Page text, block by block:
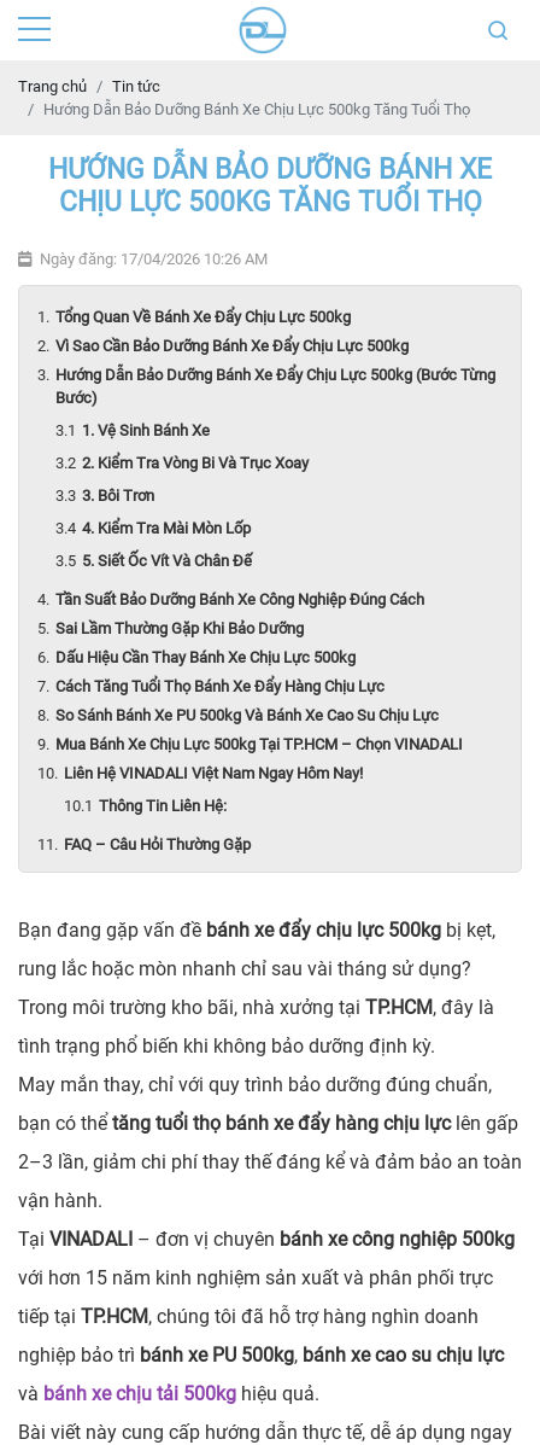
Trang chủ
Tin tức
Hướng Dẫn Bảo Dưỡng Bánh Xe Chịu Lực 500kg Tăng Tuổi Thọ
HƯỚNG DẪN BẢO DƯỠNG BÁNH XE
CHỊU LỰC 500KG TĂNG TUỔI THỌ
Ngày đăng: 17/04/2026 10:26 AM
Tổng Quan Về Bánh Xe Đẩy Chịu Lực 500kg
Vì Sao Cần Bảo Dưỡng Bánh Xe Đẩy Chịu Lực 500kg
Hướng Dẫn Bảo Dưỡng Bánh Xe Đẩy Chịu Lực 500kg (Bước Từng
Bước)
1. Vệ Sinh Bánh Xe
2. Kiểm Tra Vòng Bi Và Trục Xoay
3. Bôi Trơn
4. Kiểm Tra Mài Mòn Lốp
5. Siết Ốc Vít Và Chân Đế
Tần Suất Bảo Dưỡng Bánh Xe Công Nghiệp Đúng Cách
Sai Lầm Thường Gặp Khi Bảo Dưỡng
Dấu Hiệu Cần Thay Bánh Xe Chịu Lực 500kg
Cách Tăng Tuổi Thọ Bánh Xe Đẩy Hàng Chịu Lực
So Sánh Bánh Xe PU 500kg Và Bánh Xe Cao Su Chịu Lực
Mua Bánh Xe Chịu Lực 500kg Tại TP.HCM – Chọn VINADALI
Liên Hệ VINADALI Việt Nam Ngay Hôm Nay!
Thông Tin Liên Hệ:
FAQ – Câu Hỏi Thường Gặp
Bạn đang gặp vấn đề bánh xe đẩy chịu lực 500kg bị kẹt,
rung lắc hoặc mòn nhanh chỉ sau vài tháng sử dụng?
Trong môi trường kho bãi, nhà xưởng tại TP.HCM, đây là
tình trạng phổ biến khi không bảo dưỡng định kỳ.
May mắn thay, chỉ với quy trình bảo dưỡng đúng chuẩn,
bạn có thể tăng tuổi thọ bánh xe đẩy hàng chịu lựclên gấp
2–3 lần, giảm chi phí thay thế đáng kể và đảm bảo an toàn
vận hành.
Tại VINADALI – đơn vị chuyên bánh xe công nghiệp 500kg
với hơn 15 năm kinh nghiệm sản xuất và phân phối trực
tiếp tại TP.HCM, chúng tôi đã hỗ trợ hàng nghìn doanh
nghiệp bảo trì bánh xe PU 500kg, bánh xe cao su chịu lực
và bánh xe chịu tải 500kg hiệu quả.
Bài viết này cung cấp hướng dẫn thực tế, dễ áp dụng ngay